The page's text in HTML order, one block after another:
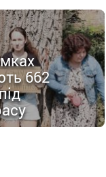
662